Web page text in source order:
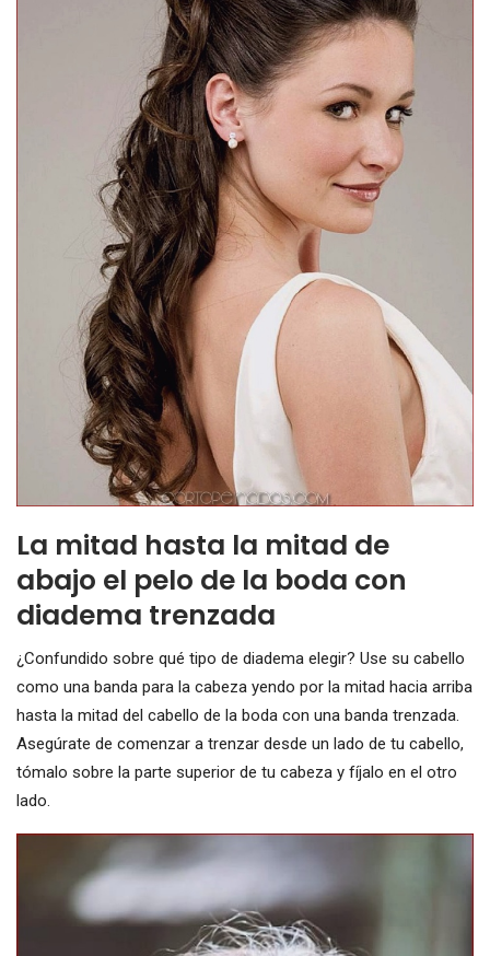
La mitad hasta la mitad de
abajo el pelo de la boda con
diadema trenzada
¿Confundido sobre qué tipo de diadema elegir? Use su cabello
como una banda para la cabeza yendo por la mitad hacia arriba
hasta la mitad del cabello de la boda con una banda trenzada.
Asegúrate de comenzar a trenzar desde un lado de tu cabello,
tómalo sobre la parte superior de tu cabeza y fíjalo en el otro
lado.